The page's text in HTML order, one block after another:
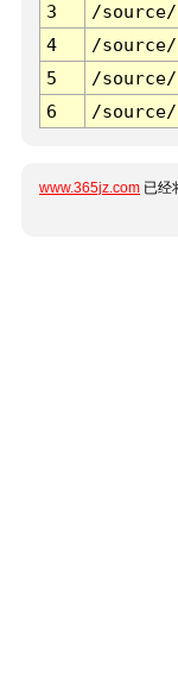
3 /
4
/
5
/
6
/
www.365jz.com 已经